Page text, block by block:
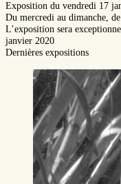
Exposition du vendredi 17
Du mercredi au dimanche,
L’exposition sera
janvier 2020
Dernières expositions